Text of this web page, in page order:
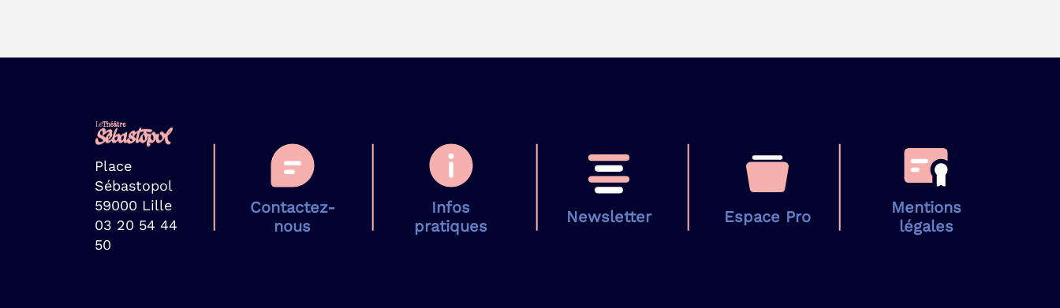
Place
Sébastopol
59000 Lille
03 20 54 44
50
Contactez-
nous
Infos
pratiques
Newsletter Espace Pro
Mentions
légales